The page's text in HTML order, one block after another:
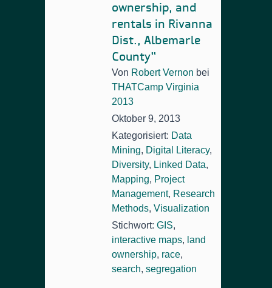
ownership, and
rentals in Rivanna
Dist., Albemarle
County”
Von Robert Vernon bei
THATCamp Virginia
2013
Oktober 9, 2013
Kategorisiert: Data
Mining, Digital Literacy,
Diversity, Linked Data,
Mapping, Project
Management, Research
Methods, Visualization
Stichwort: GIS,
interactive maps, land
ownership, race,
search, segregation